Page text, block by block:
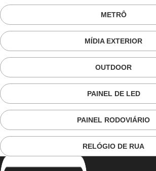
METRÔ
MÍDIA EXTERIOR
OUTDOOR
PAINEL DE LED
PAINEL RODOVIÁRIO
RELÓGIO DE RUA